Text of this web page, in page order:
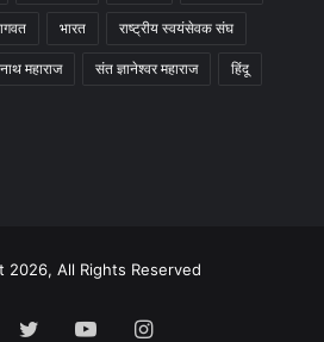
भारत राष्ट्रीय स्वयंसेवक संघ
महाराज संत ज्ञानेश्वर महाराज हिंदू
2026, All Rights Reserved
TwitterYouTubeInstagram